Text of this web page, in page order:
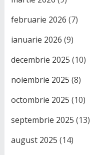
februarie 2026 (7)
ianuarie 2026 (9)
decembrie 2025 (10)
noiembrie 2025 (8)
octombrie 2025 (10)
septembrie 2025 (13)
august 2025 (14)